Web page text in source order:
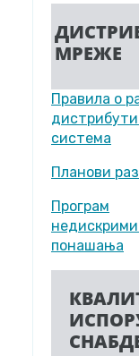
МРЕЖЕ
Правила о
система
Планови
Програм
понашања